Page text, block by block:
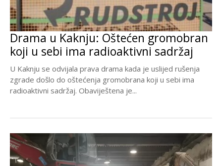
Drama u Kaknju: Oštećen gromobran
koji u sebi ima radioaktivni sadržaj
U Kaknju se odvijala prava drama kada je uslijed rušenja
zgrade došlo do oštećenja gromobrana koji u sebi ima
radioaktivni sadržaj. Obaviještena je...